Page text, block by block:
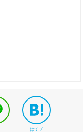
はてブ